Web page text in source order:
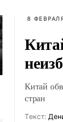
8
Китай
стран
Tекст: